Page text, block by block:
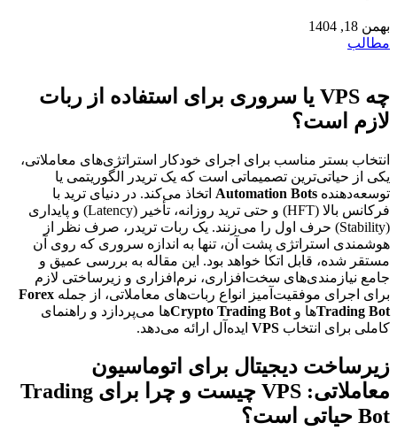
بهمن 18, 1404
مطالب
چه VPS یا سروری برای استفاده از ربات
لازم است؟
انتخاب بستر مناسب برای اجرای خودکار استراتژی‌های معاملاتی،
یکی از حیاتی‌ترین تصمیماتی است که یک تریدر الگوریتمی یا
توسعه‌دهنده Automation Bots اتخاذ می‌کند. در دنیای ترید با
فرکانس بالا (HFT) و حتی ترید روزانه، تأخیر (Latency) و پایداری
(Stability) حرف اول را می‌زنند. یک ربات تریدر، صرف نظر از
هوشمندی استراتژی پشت آن، تنها به اندازه سروری که روی آن
مستقر شده، قابل اتکا خواهد بود. این مقاله به بررسی عمیق و
جامع نیازمندی‌های سخت‌افزاری، نرم‌افزاری و زیرساختی لازم
برای اجرای موفقیت‌آمیز انواع ربات‌های معاملاتی، از جمله Forex
Trading Botها و Crypto Trading Botها می‌پردازد و راهنمای
کاملی برای انتخاب VPS ایده‌آل ارائه می‌دهد.
زیرساخت دیجیتال برای اتوماسیون
معاملاتی: VPS چیست و چرا برای Trading
Bot حیاتی است؟